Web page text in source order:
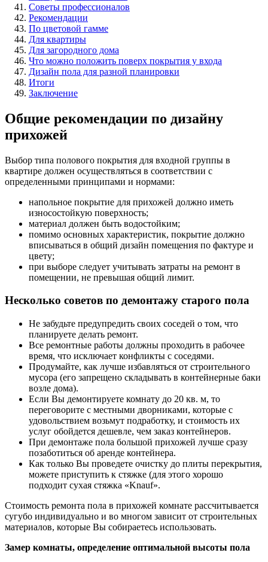
Советы профессионалов
Рекомендации
По цветовой гамме
Для квартиры
Для загородного дома
Что можно положить поверх покрытия у входа
Дизайн пола для разной планировки
Итоги
Заключение
Общие рекомендации по дизайну
прихожей
Выбор типа полового покрытия для входной группы в
квартире должен осуществляться в соответствии с
определенными принципами и нормами:
напольное покрытие для прихожей должно иметь
износостойкую поверхность;
материал должен быть водостойким;
помимо основных характеристик, покрытие должно
вписываться в общий дизайн помещения по фактуре и
цвету;
при выборе следует учитывать затраты на ремонт в
помещении, не превышая общий лимит.
Несколько советов по демонтажу старого пола
Не забудьте предупредить своих соседей о том, что
планируете делать ремонт.
Все ремонтные работы должны проходить в рабочее
время, что исключает конфликты с соседями.
Продумайте, как лучше избавляться от строительного
мусора (его запрещено складывать в контейнерные баки
возле дома).
Если Вы демонтируете комнату до 20 кв. м, то
переговорите с местными дворниками, которые с
удовольствием возьмут подработку, и стоимость их
услуг обойдется дешевле, чем заказ контейнеров.
При демонтаже пола большой прихожей лучше сразу
позаботиться об аренде контейнера.
Как только Вы проведете очистку до плиты перекрытия,
можете приступить к стяжке (для этого хорошо
подходит сухая стяжка «Knauf».
Стоимость ремонта пола в прихожей комнате рассчитывается
сугубо индивидуально и во многом зависит от строительных
материалов, которые Вы собираетесь использовать.
Замер комнаты, определение оптимальной высоты пола